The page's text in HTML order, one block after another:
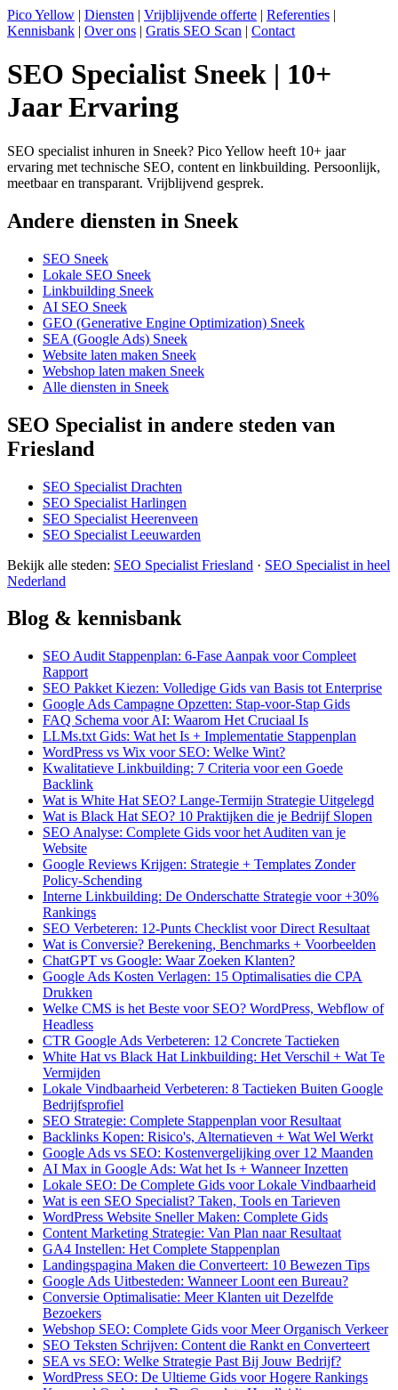
Pico Yellow | Diensten | Vrijblijvende offerte | Referenties |
Kennisbank | Over ons | Gratis SEO Scan | Contact
SEO Specialist Sneek | 10+
Jaar Ervaring
SEO specialist inhuren in Sneek? Pico Yellow heeft 10+ jaar
ervaring met technische SEO, content en linkbuilding. Persoonlijk,
meetbaar en transparant. Vrijblijvend gesprek.
Andere diensten in Sneek
SEO Sneek
Lokale SEO Sneek
Linkbuilding Sneek
AI SEO Sneek
GEO (Generative Engine Optimization) Sneek
SEA (Google Ads) Sneek
Website laten maken Sneek
Webshop laten maken Sneek
Alle diensten in Sneek
SEO Specialist in andere steden van
Friesland
SEO Specialist Drachten
SEO Specialist Harlingen
SEO Specialist Heerenveen
SEO Specialist Leeuwarden
Bekijk alle steden: SEO Specialist Friesland · SEO Specialist in heel
Nederland
Blog & kennisbank
SEO Audit Stappenplan: 6-Fase Aanpak voor Compleet
Rapport
SEO Pakket Kiezen: Volledige Gids van Basis tot Enterprise
Google Ads Campagne Opzetten: Stap-voor-Stap Gids
FAQ Schema voor AI: Waarom Het Cruciaal Is
LLMs.txt Gids: Wat het Is + Implementatie Stappenplan
WordPress vs Wix voor SEO: Welke Wint?
Kwalitatieve Linkbuilding: 7 Criteria voor een Goede
Backlink
Wat is White Hat SEO? Lange-Termijn Strategie Uitgelegd
Wat is Black Hat SEO? 10 Praktijken die je Bedrijf Slopen
SEO Analyse: Complete Gids voor het Auditen van je
Website
Google Reviews Krijgen: Strategie + Templates Zonder
Policy-Schending
Interne Linkbuilding: De Onderschatte Strategie voor +30%
Rankings
SEO Verbeteren: 12-Punts Checklist voor Direct Resultaat
Wat is Conversie? Berekening, Benchmarks + Voorbeelden
ChatGPT vs Google: Waar Zoeken Klanten?
Google Ads Kosten Verlagen: 15 Optimalisaties die CPA
Drukken
Welke CMS is het Beste voor SEO? WordPress, Webflow of
Headless
CTR Google Ads Verbeteren: 12 Concrete Tactieken
White Hat vs Black Hat Linkbuilding: Het Verschil + Wat Te
Vermijden
Lokale Vindbaarheid Verbeteren: 8 Tactieken Buiten Google
Bedrijfsprofiel
SEO Strategie: Complete Stappenplan voor Resultaat
Backlinks Kopen: Risico's, Alternatieven + Wat Wel Werkt
Google Ads vs SEO: Kostenvergelijking over 12 Maanden
AI Max in Google Ads: Wat het Is + Wanneer Inzetten
Lokale SEO: De Complete Gids voor Lokale Vindbaarheid
Wat is een SEO Specialist? Taken, Tools en Tarieven
WordPress Website Sneller Maken: Complete Gids
Content Marketing Strategie: Van Plan naar Resultaat
GA4 Instellen: Het Complete Stappenplan
Landingspagina Maken die Converteert: 10 Bewezen Tips
Google Ads Uitbesteden: Wanneer Loont een Bureau?
Conversie Optimalisatie: Meer Klanten uit Dezelfde
Bezoekers
Webshop SEO: Complete Gids voor Meer Organisch Verkeer
SEO Teksten Schrijven: Content die Rankt en Converteert
SEA vs SEO: Welke Strategie Past Bij Jouw Bedrijf?
WordPress SEO: De Ultieme Gids voor Hogere Rankings